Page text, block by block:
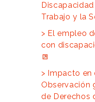
Trabajo y la
El empleo
con
Impacto en
Observación
de Derechos